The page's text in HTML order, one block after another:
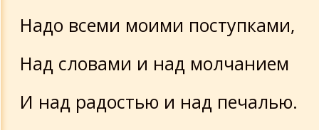
Надо всеми моими поступками,
Над словами и над молчанием
И над радостью и над печалью.